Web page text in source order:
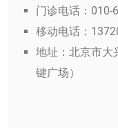
门诊电话：010-
移动电话：
地址：北京市大
键广场）